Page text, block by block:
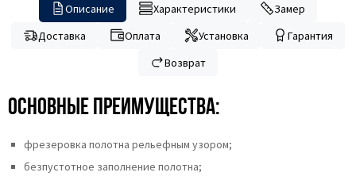
Описание Характеристики
Замер
Доставка
Оплата Установка
Гарантия
Возврат
Основные преимущества:
фрезеровка полотна рельефным узором;
безпустотное заполнение полотна;